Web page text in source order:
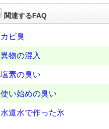
関連するFAQ
カビ臭
異物の混入
塩素の臭い
使い始めの臭い
水道水で作った氷